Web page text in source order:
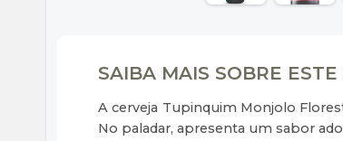
SAIBA MAIS SOBRE
A cerveja Tupinquim Monjolo
No paladar, apresenta um sabor